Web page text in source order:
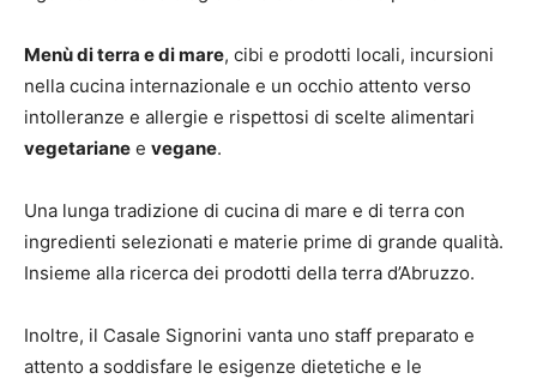
Menù di terra e di mare, cibi e prodotti locali, incursioni
nella cucina internazionale e un occhio attento verso
intolleranze e allergie e rispettosi di scelte alimentari
vegetariane e vegane.
Una lunga tradizione di cucina di mare e di terra con
ingredienti selezionati e materie prime di grande qualità.
Insieme alla ricerca dei prodotti della terra d’Abruzzo.
Inoltre, il Casale Signorini vanta uno staff preparato e
attento a soddisfare le esigenze dietetiche e le